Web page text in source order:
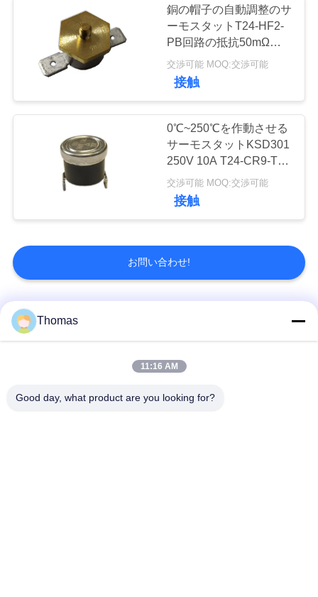
銅の帽子の自動調整のサ
ーモスタットT24-HF2-
PB回路の抵抗50mΩま
たはより少し
交渉可能 MOQ:交渉可能
接触
0℃~250℃を作動させる
サーモスタットKSD301
250V 10A T24-CR9-TB
の高性能UL/CUL
交渉可能 MOQ:交渉可能
接触
お問い合わせ!
人気カテゴリ すべて
自動調整のサーモス
Thomas
11:16 AM
Good day, what product are you looking for?